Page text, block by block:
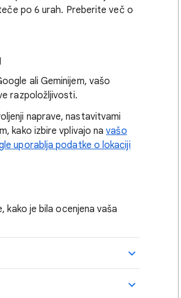
po 6 urah. Preberite več o
ali Geminijem, vašo
razpoložljivosti.
naprave, nastavitvami
kako izbire vplivajo navašo
uporablja podatke o lokaciji
je bila ocenjena vaša